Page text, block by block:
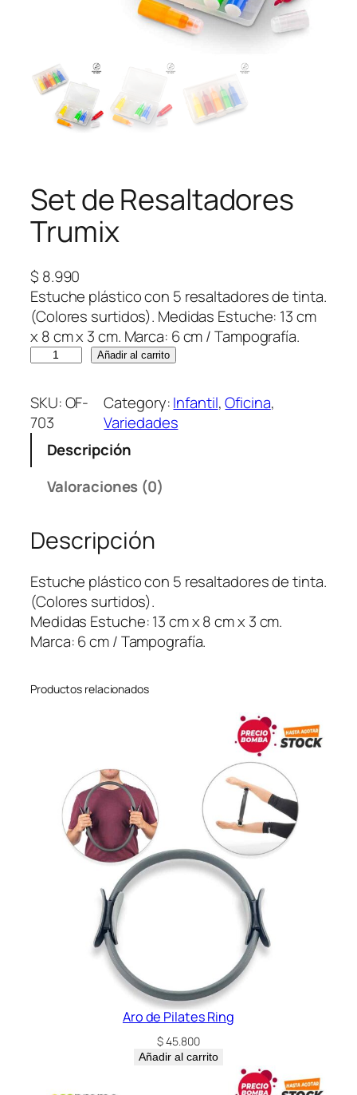
Set de Resaltadores
Trumix
$ 8.990
Estuche plástico con 5 resaltadores de tinta.
(Colores surtidos). Medidas Estuche: 13 cm
x 8 cm x 3 cm. Marca: 6 cm / Tampografía.
t
d
e
l
t
a
d
o
r
T
Añadir al carrito
SKU:OF-
703
Category:Infantil, Oficina
Variedades
Descripción
Valoraciones (0)
Descripción
Estuche plástico con 5 resaltadores de tinta.
(Colores surtidos).
Medidas Estuche: 13 cm x 8 cm x 3 cm.
Marca: 6 cm / Tampografía.
Productos relacionados
Aro de Pilates Ring
$45.800
Añadir al carrito